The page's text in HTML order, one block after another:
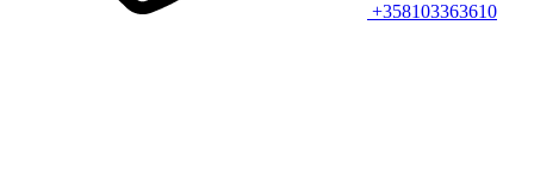
+358103363610